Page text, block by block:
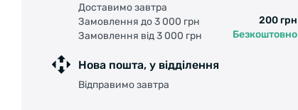
Доставимо завтра
Замовлення до 3 000 грн
200 грн
Замовлення від 3 000 грн
Безкоштовно
Нова пошта, у відділення
Відправимо завтра